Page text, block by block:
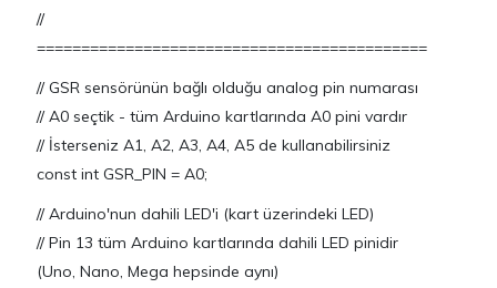
//
============================================
// GSR sensörünün bağlı olduğu analog pin numarası
// A0 seçtik - tüm Arduino kartlarında A0 pini vardır
// İsterseniz A1, A2, A3, A4, A5 de kullanabilirsiniz
const int GSR_PIN = A0;
// Arduino'nun dahili LED'i (kart üzerindeki LED)
// Pin 13 tüm Arduino kartlarında dahili LED pinidir
(Uno, Nano, Mega hepsinde aynı)